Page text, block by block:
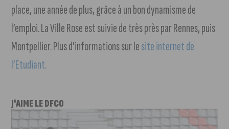
place, une année de plus, grâce à un bon dynamisme de
l’emploi. La Ville Rose est suivie de très près par Rennes, puis
Montpellier. Plus d’informations sur lesite internet de
l’Etudiant.
J'AIME LE DFCO